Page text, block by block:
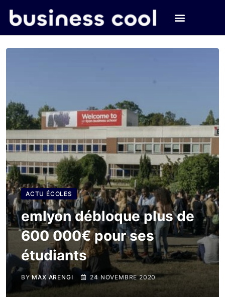
ACTU ÉCOLES
emlyon débloque plus de
600 000€ pour ses
étudiants
BYMAX ARENGI 24 NOVEMBRE 2020